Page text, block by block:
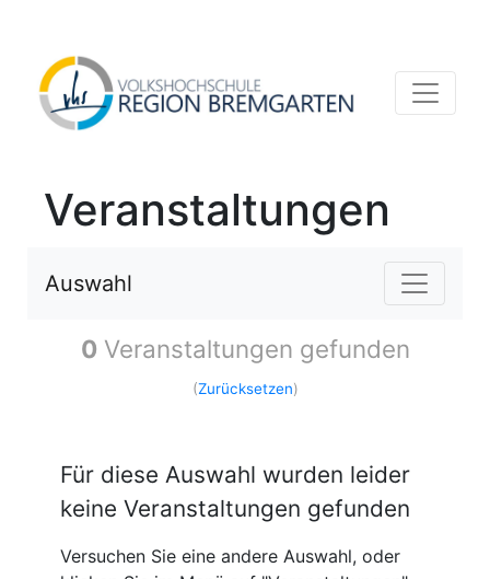
Veranstaltungen
Auswahl
0 Veranstaltungen gefunden
(Zurücksetzen)
Für diese Auswahl wurden leider
keine Veranstaltungen gefunden
Versuchen Sie eine andere Auswahl, oder